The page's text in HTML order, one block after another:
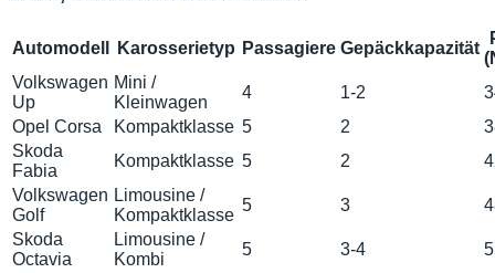
Automodell Karosserietyp Passagiere Gepäckkapazität
Volkswagen
Up
Mini /
Kleinwagen
4 1-2
Opel Corsa
Kompaktklasse 5 2
Skoda
Fabia
Kompaktklasse 5 2
Volkswagen
Golf
Limousine /
Kompaktklasse
5 3
Skoda
Octavia
Limousine /
Kombi
5 3-4